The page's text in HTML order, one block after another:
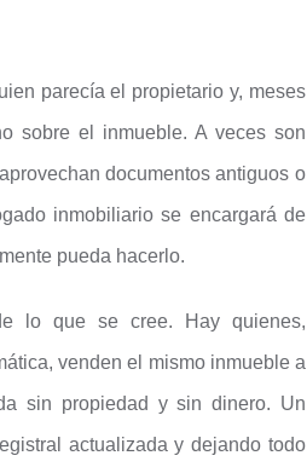
parecía el propietario y, meses
sobre el inmueble. A veces son
documentos antiguos o
inmobiliario se encargará de
pueda hacerlo.
lo que se cree. Hay quienes,
venden el mismo inmueble a
sin propiedad y sin dinero. Un
actualizada y dejando todo